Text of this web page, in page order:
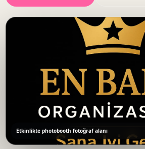
Etkinlikte photobooth fotoğraf alanı